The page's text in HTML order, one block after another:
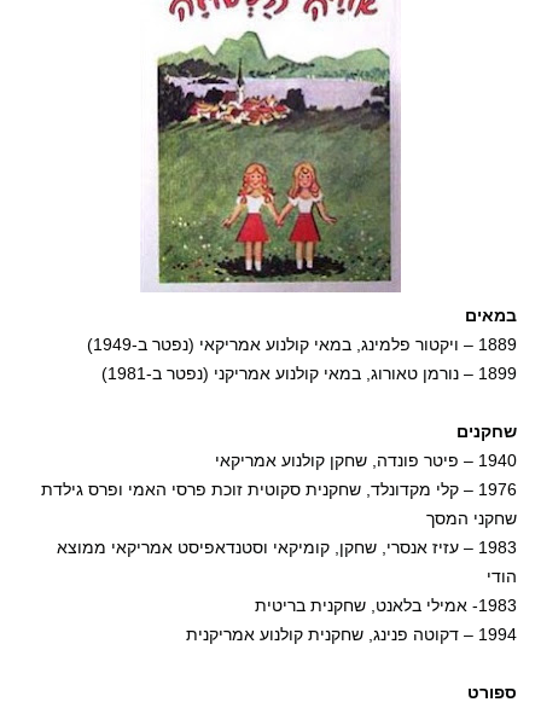
במאים
1889 – ויקטור פלמינג, במאי קולנוע אמריקאי (נפטר ב-1949)
1899 – נורמן טאורוג, במאי קולנוע אמריקני (נפטר ב-1981)
שחקנים
1940 – פיטר פונדה, שחקן קולנוע אמריקאי
1976 – קלי מקדונלד, שחקנית סקוטית זוכת פרסי האמי ופרס גילדת
שחקני המסך
1983 – עזיז אנסרי, שחקן, קומיקאי וסטנדאפיסט אמריקאי ממוצא
הודי
1983- אמילי בלאנט, שחקנית בריטית
1994 – דקוטה פנינג, שחקנית קולנוע אמריקנית
ספורט